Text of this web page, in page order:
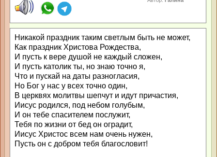
Никакой праздник таким светлым быть не может,
Как праздник Христова Рождества,
И пусть к вере душой не каждый сложен,
И пусть католик ты, но знаю точно я,
Что и пускай на даты разногласия,
Но Бог у нас у всех точно один,
В церквях молитвы шепчут и идут причастия,
Иисус родился, под небом голубым,
И он тебе спасителем послужит,
Тебя по жизни от бед он оградит,
Иисус Христос всем нам очень нужен,
Пусть он с добром тебя благословит!